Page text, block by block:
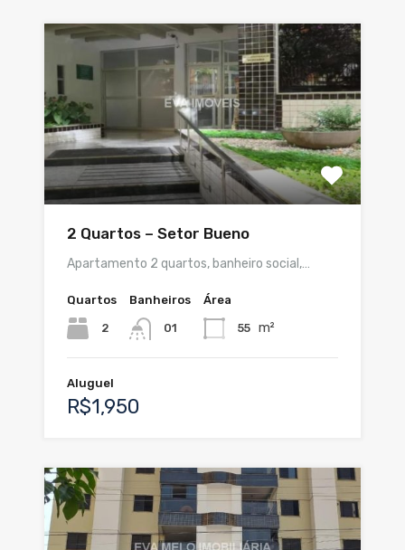
2 Quartos – Setor Bueno
Apartamento 2 quartos, banheiro social,…
Quartos
2
Banheiros
01
Área
55 m²
Aluguel
R$1,950